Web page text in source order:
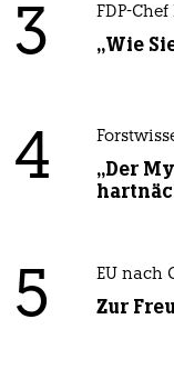
3 FDP-
„Wie
4
„Der
5 EU nach
Zur